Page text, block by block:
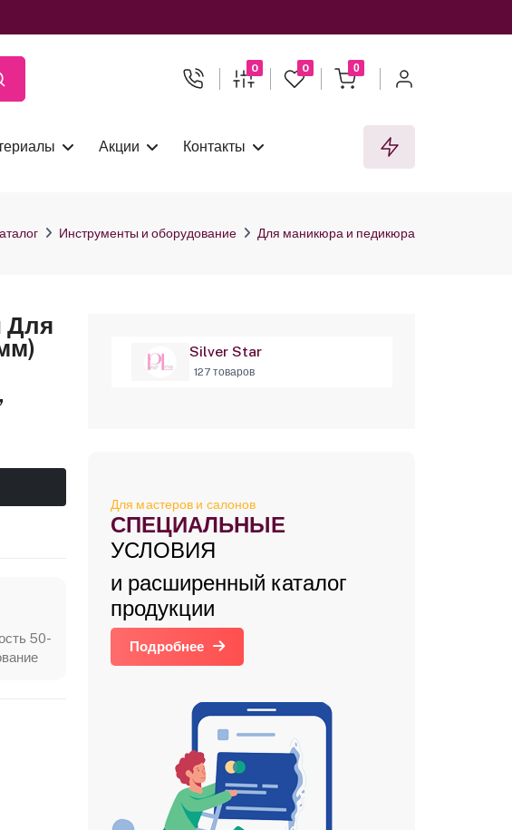
0 0 0
Акции Контакты
Инструменты и оборудование Для маникюра и педикюра
Для
50-
Silver Star
127 товаров
Для мастеров и салонов
СПЕЦИАЛЬНЫЕ
УСЛОВИЯ
и расширенный каталог
продукции
Подробнее